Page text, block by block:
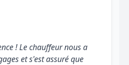
! Le chauffeur nous a
et s'est assuré que